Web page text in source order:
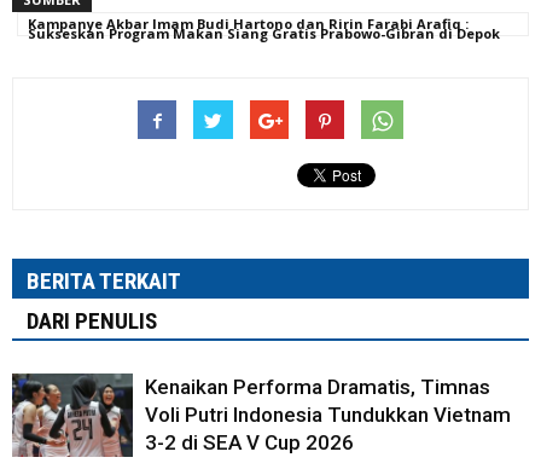
Kampanye Akbar Imam Budi Hartono dan Ririn Farabi Arafiq :
Sukseskan Program Makan Siang Gratis Prabowo-Gibran di Depok
BERITA TERKAIT
DARI PENULIS
Kenaikan Performa Dramatis, Timnas
Voli Putri Indonesia Tundukkan Vietnam
3-2 di SEA V Cup 2026